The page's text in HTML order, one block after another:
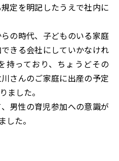
定を明記したうえで社内に
の時代、子どものいる家庭
きる会社にしていかなけれ
持っており、ちょうどその
さんのご家庭に出産の予定
ました。
男性の育児参加への意識が
した。